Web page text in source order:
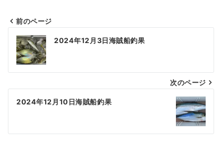
投
稿
ナ
ビ
ゲ
シ
前のページ
2024年12月3日海賊船釣果
次のページ
2024年12月10日海賊船釣果